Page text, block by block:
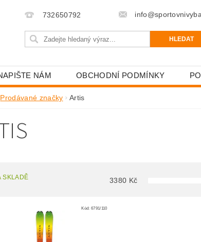
732650792
NÁM OBCHODNÍ PODMÍNKY
Prodávané značky Artis
SKLADĚ 3380 Kč
Kód: 6791/110